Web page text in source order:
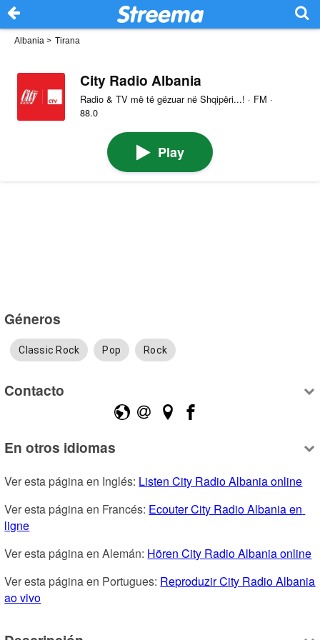
Albania > Tirana
City Radio Albania
Radio & TV më të gëzuar në Shqipëri...! · FM ·
88.0
Play
Géneros
Classic Rock Pop Rock
Contacto
En otros idiomas
Ver esta página en Inglés: Listen City Radio Albania online
Ver esta página en Francés: Ecouter City Radio Albania en
ligne
Ver esta página en Alemán: Hören City Radio Albania online
Ver esta página en Portugues: Reproduzir City Radio Albania
ao vivo